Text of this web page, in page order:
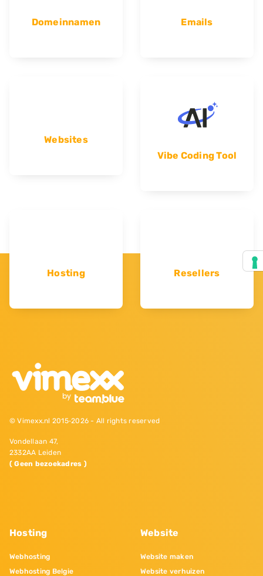
Domeinnamen Emails
Websites
Vibe Coding Tool
Hosting Resellers
© Vimexx.nl 2015‐2026 - All rights reserved
Vondellaan 47,
2332AA Leiden
( Geen bezoekadres )
Hosting
Webhosting
Webhosting Belgie
Website
Website maken
Website verhuizen